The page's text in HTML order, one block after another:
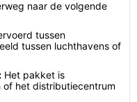
naar de volgende
tussen
tussen luchthavens of
Het pakket is
het distributiecentrum